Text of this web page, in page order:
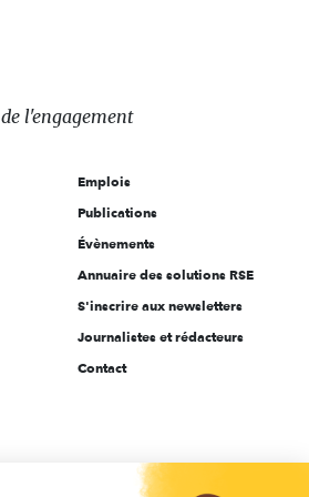
de l'engagement
Emplois
Publications
Évènements
Annuaire des solutions RSE
S'inscrire aux newsletters
Journalistes et rédacteurs
Contact